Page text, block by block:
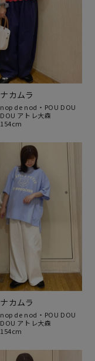
ナカムラ
nop de nod・POU DOU
DOU アトレ大森
154cm
ナカムラ
nop de nod・POU DOU
DOU アトレ大森
154cm